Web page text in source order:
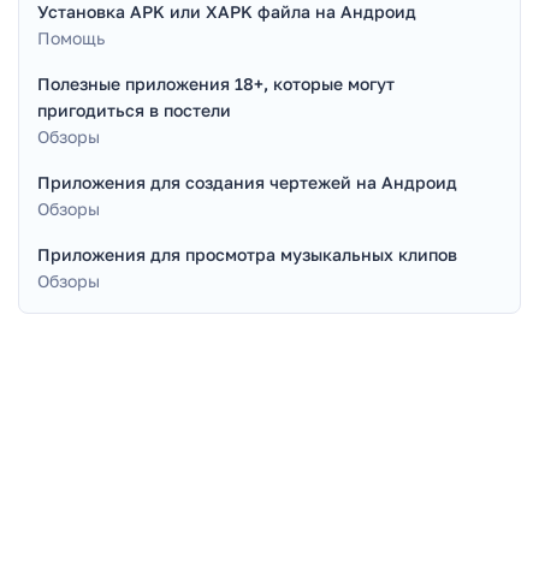
Установка APK или XAPK файла на Андроид
Помощь
Полезные приложения 18+, которые могут
пригодиться в постели
Обзоры
Приложения для создания чертежей на Андроид
Обзоры
Приложения для просмотра музыкальных клипов
Обзоры